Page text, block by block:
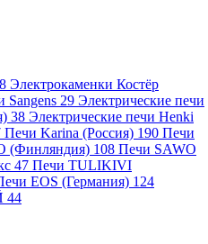
Электрокаменки Костёр
Sangens 29 Электрические печи
38 Электрические печи Henki
Печи Karina (Россия) 190 Печи
(Финляндия) 108 Печи SAWO
47 Печи TULIKIVI
EOS (Германия) 124
44